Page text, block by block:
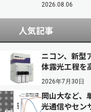
2026.08.06
人気記事
ニコン、新
体露光工程を
2026年7月30日
岡山大など
光通信やセン